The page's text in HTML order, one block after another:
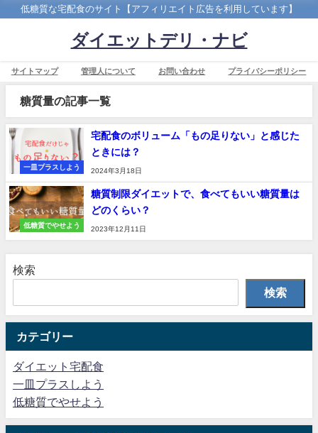
低糖質な宅配食のサイト【アフィリエイト広告を利用しています】
ダイエットデリ・ナビ
サイトマップ 管理人について お問い合わせ プライバシーポリシー
糖質量の記事一覧
一皿プラスしよう
宅配食のボリューム「もの足りない」と感じた
ときには？
2024年3月18日
低糖質でやせよう
糖質制限ダイエットで、食べてもいい糖質量は
どのくらい？
2023年12月11日
検索
検索
カテゴリー
ダイエット宅配食
一皿プラスしよう
低糖質でやせよう